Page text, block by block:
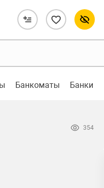
Банкоматы Банки
354